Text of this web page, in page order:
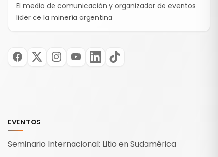
El medio de comunicación y organizador de eventos
líder de la minería argentina
EVENTOS
Seminario Internacional: Litio en Sudamérica